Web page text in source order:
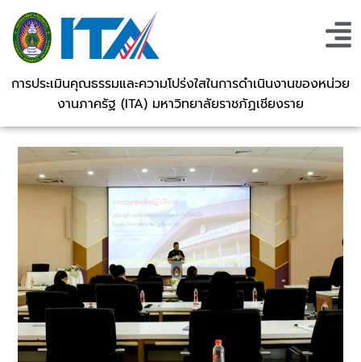
การประเมินคุณธรรมและความโปร่งใสในการดำเนินงานของหน่วย
งานภาครัฐ (ITA) มหาวิทยาลัยราชภัฏเชียงราย